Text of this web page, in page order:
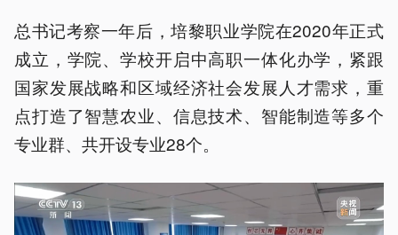
总书记考察一年后，培黎职业学院在2020年正式
成立，学院、学校开启中高职一体化办学，紧跟
国家发展战略和区域经济社会发展人才需求，重
点打造了智慧农业、信息技术、智能制造等多个
专业群、共开设专业28个。